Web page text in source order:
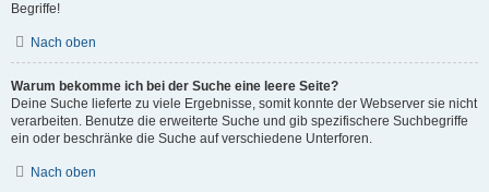
Begriffe!
Nach oben
Warum bekomme ich bei der Suche eine leere Seite?
Deine Suche lieferte zu viele Ergebnisse, somit konnte der Webserver sie nicht
verarbeiten. Benutze die erweiterte Suche und gib spezifischere Suchbegriffe
ein oder beschränke die Suche auf verschiedene Unterforen.
Nach oben